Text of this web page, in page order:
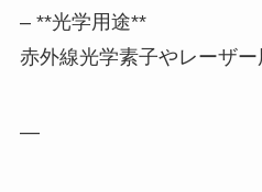
– **光学用途**
赤外線光学素子やレーザー
—